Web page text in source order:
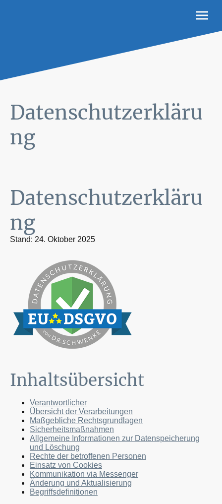
Datenschutzerkläru
ng
Datenschutzerkläru
ng
Stand: 24. Oktober 2025
Inhaltsübersicht
Verantwortlicher
Übersicht der Verarbeitungen
Maßgebliche Rechtsgrundlagen
Sicherheitsmaßnahmen
Allgemeine Informationen zur Datenspeicherung
und Löschung
Rechte der betroffenen Personen
Einsatz von Cookies
Kommunikation via Messenger
Änderung und Aktualisierung
Begriffsdefinitionen